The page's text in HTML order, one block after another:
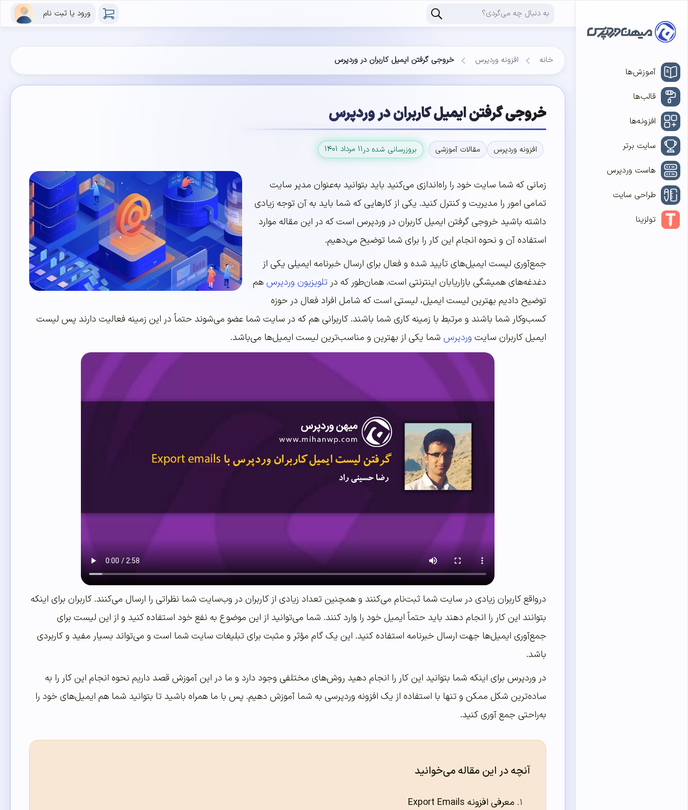
ورود یا ثبت نام
آموزش‌ها
قالب‌ها
افزونه‌ها
سایت برتر
هاست وردپرس
طراحی سایت
تولزینا
خانه افزونه وردپرس خروجی گرفتن ایمیل کاربران در وردپرس
خروجی گرفتن ایمیل کاربران در وردپرس
افزونه وردپرس مقالات آموزشی بروزرسانی شده در۱۱ مرداد ۱۴۰۱
زمانی که شما سایت خود را راه‌اندازی می‌کنید باید بتوانید به‌عنوان مدیر سایت
تمامی امور را مدیریت و کنترل کنید. یکی از کارهایی که شما باید به آن توجه زیادی
داشته باشید خروجی گرفتن ایمیل کاربران در وردپرس است که در این مقاله موارد
استفاده آن و نحوه انجام این کار را برای شما توضیح می‌دهیم.
جمع‌آوری لیست ایمیل‌های تأیید شده و فعال برای ارسال خبرنامه ایمیلی یکی از
دغدغه‌های همیشگی بازاریابان اینترنتی است. همان‌طور که در تلویزیون وردپرس هم
توضیح دادیم بهترین لیست ایمیل، لیستی است که شامل افراد فعال در حوزه
کسب‌وکار شما باشند و مرتبط با زمینه کاری شما باشند. کاربرانی هم که در سایت شما عضو می‌شوند حتماً در این زمینه فعالیت دارند پس لیست
ایمیل کاربران سایت وردپرس شما یکی از بهترین و مناسب‌ترین لیست ایمیل‌ها می‌باشد.
درواقع کاربران زیادی در سایت شما ثبت‌نام می‌کنند و همچنین تعداد زیادی از کاربران در وب‌سایت شما نظراتی را ارسال می‌کنند. کاربران برای اینکه
بتوانند این کار را انجام دهند باید حتماً ایمیل خود را وارد کنند. شما می‌توانید از این موضوع به نفع خود استفاده کنید و از این لیست برای
جمع‌آوری ایمیل‌ها جهت ارسال خبرنامه استفاده کنید. این یک گام مؤثر و مثبت برای تبلیغات سایت شما است و می‌تواند بسیار مفید و کاربردی
باشد.
در وردپرس برای اینکه شما بتوانید این کار را انجام دهید روش‌های مختلفی وجود دارد و ما در این آموزش قصد داریم نحوه انجام این کار را به
ساده‌ترین شکل ممکن و تنها با استفاده از یک افزونه وردپرسی به شما آموزش دهیم. پس با ما همراه باشید تا بتوانید شما هم ایمیل‌های خود را
به‌راحتی جمع آوری کنید.
آنچه در این مقاله می‌خوانید
معرفی افزونه Export Emails